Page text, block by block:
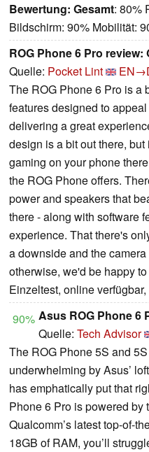
Bewertung: Gesamt: 80%
Bildschirm: 90% Mobilität:
ROG Phone 6 Pro
Quelle: Pocket Lint
The ROG Phone 6 Pro is a
features designed to
delivering a great
design is a bit out there,
gaming on your phone
the ROG Phone offers.
power and speakers that
there - along with software
experience. That there's
a downside and the
otherwise, we'd be happy
Einzeltest, online
90% Asus ROG Phone 6
Quelle: Tech Advisor
The ROG Phone 5S and
underwhelming by Asus’
has emphatically put that
Phone 6 Pro is powered by
Qualcomm’s latest top-of-
18GB of RAM, you’ll